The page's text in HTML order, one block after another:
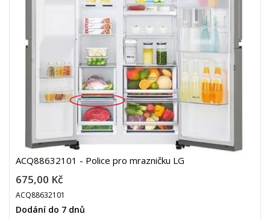
ACQ88632101 - Police pro mrazničku LG
675,00 Kč
ACQ88632101
Dodání do 7 dnů